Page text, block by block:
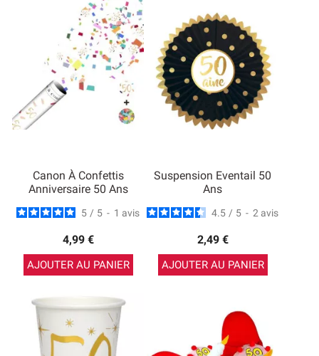
Canon À Confettis
Anniversaire 50 Ans
5 / 5 - 1 avis
4,99 €
AJOUTER AU PANIER
Suspension Eventail 50
Ans
4.5 / 5 - 2 avis
2,49 €
AJOUTER AU PANIER